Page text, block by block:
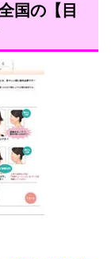
国の【目